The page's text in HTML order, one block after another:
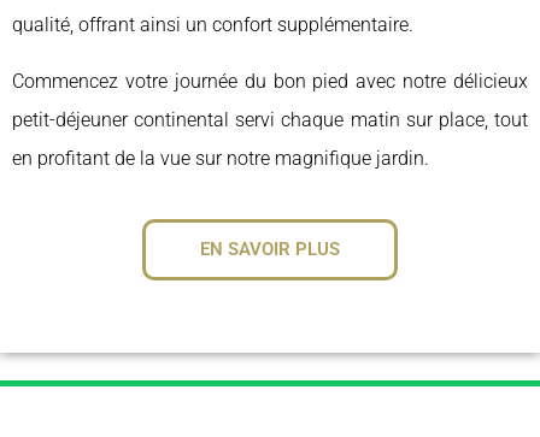
qualité, offrant ainsi un confort supplémentaire.
Commencez votre journée du bon pied avec notre délicieux
petit-déjeuner continental servi chaque matin sur place, tout
en profitant de la vue sur notre magnifique jardin.
EN SAVOIR PLUS